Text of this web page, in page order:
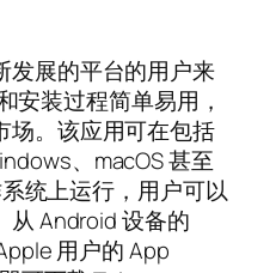
发展的平台的用户来
安装过程简单易用，
场。该应用可在包括
、macOS 甚至
统上运行，用户可以
从 Android 设备的
用户的 App